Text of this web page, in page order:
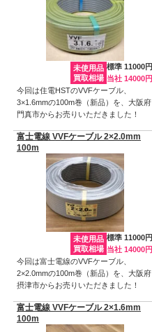
未使用品
買取相場
標準 11000円
当社 14000円
今回は住電HSTのVVFケーブル、
3×1.6mmの100m巻（新品）を、大阪府
門真市からお売りいただきました！
富士電線 VVFケーブル 2×2.0mm
100m
未使用品
買取相場
標準 11000円
当社 14000円
今回は富士電線のVVFケーブル、
2×2.0mmの100m巻（新品）を、大阪府
摂津市からお売りいただきました！
富士電線 VVFケーブル 2×1.6mm
100m